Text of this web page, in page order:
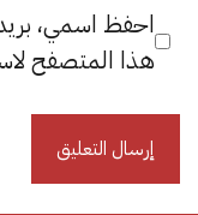
احفظ اسمي،
هذا المتصفح